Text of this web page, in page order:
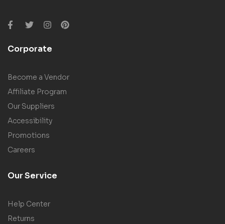
Corporate
Become a Vendor
Affiliate Program
Our Suppliers
Accessibility
Promotions
Careers
Our Service
Help Center
Returns